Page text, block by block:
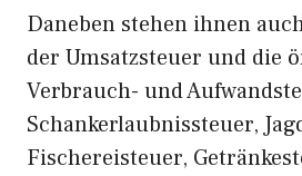
Daneben stehen ihnen
der Umsatzsteuer und die
Verbrauch- und
Schankerlaubnissteuer,
Fischereisteuer,